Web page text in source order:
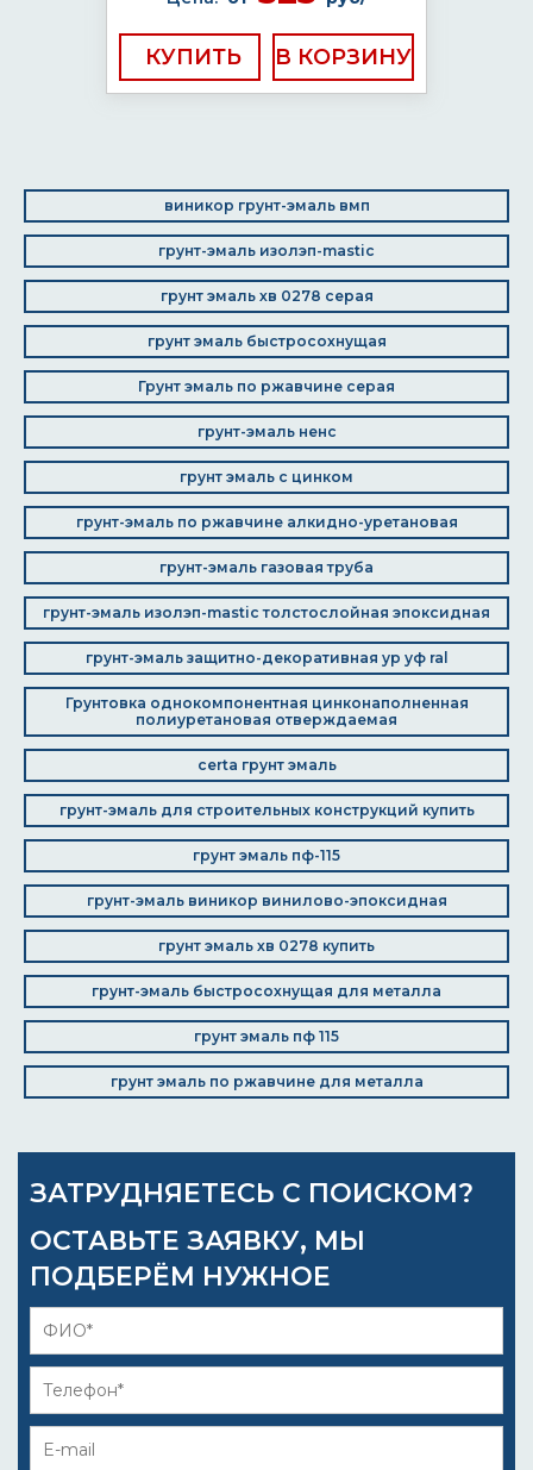
КУПИТЬ
виникор грунт-эмаль вмп
грунт-эмаль изолэп-mastic
грунт эмаль хв 0278 серая
грунт эмаль быстросохнущая
Грунт эмаль по ржавчине серая
грунт-эмаль ненс
грунт эмаль с цинком
грунт-эмаль по ржавчине алкидно-уретановая
грунт-эмаль газовая труба
грунт-эмаль изолэп-mastic толстослойная эпоксидная
грунт-эмаль защитно-декоративная ур уф ral
Грунтовка однокомпонентная цинконаполненная
полиуретановая отверждаемая
certa грунт эмаль
грунт-эмаль для строительных конструкций купить
грунт эмаль пф-115
грунт-эмаль виникор винилово-эпоксидная
грунт эмаль хв 0278 купить
грунт-эмаль быстросохнущая для металла
грунт эмаль пф 115
грунт эмаль по ржавчине для металла
ЗАТРУДНЯЕТЕСЬ С ПОИСКОМ?
ОСТАВЬТЕ ЗАЯВКУ, МЫ
ПОДБЕРЁМ НУЖНОЕ